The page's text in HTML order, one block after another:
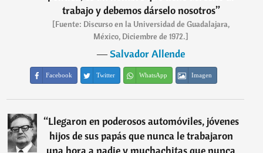
trabajo y debemos dárselo nosotros”
[Fuente: Discurso en la Universidad de Guadalajara,
México, Diciembre de 1972.]
―Salvador Allende
Facebook Twitter WhatsApp Imagen
“Llegaron en poderosos automóviles, jóvenes
hijos de sus papás que nunca le trabajaron